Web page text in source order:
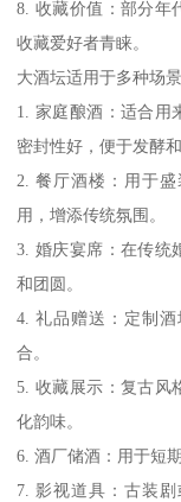
8. 收藏价值：部分年
收藏爱好者青睐。
大酒坛适用于多种场
1. 家庭酿酒：适合用
密封性好，便于发酵和
2. 餐厅酒楼：用于
用，增添传统氛围。
3. 婚庆宴席：在传统
和团圆。
4. 礼品赠送：定制
合。
5. 收藏展示：复古风
化韵味。
6. 酒厂储酒：用于短
7. 影视道具：古装